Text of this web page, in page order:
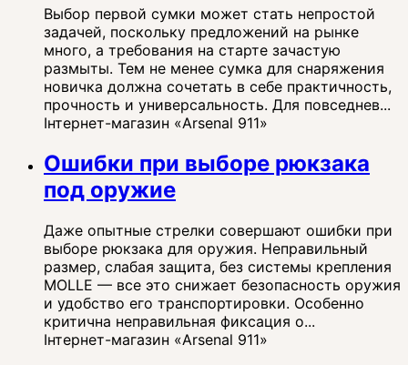
Выбор первой сумки может стать непростой
задачей, поскольку предложений на рынке
много, а требования на старте зачастую
размыты. Тем не менее сумка для снаряжения
новичка должна сочетать в себе практичность,
прочность и универсальность. Для повседнев...
Інтернет-магазин «Arsenal 911»
Ошибки при выборе рюкзака
под оружие
Даже опытные стрелки совершают ошибки при
выборе рюкзака для оружия. Неправильный
размер, слабая защита, без системы крепления
MOLLE — все это снижает безопасность оружия
и удобство его транспортировки. Особенно
критична неправильная фиксация о...
Інтернет-магазин «Arsenal 911»